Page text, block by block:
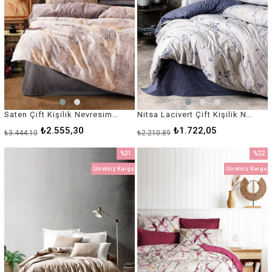
Saten Çift Kişilik Nevresim Takımı Amentes Gri
₺2.555,30
₺3.444,10
Nitsa Lacivert Çift Kişilik Nevresim Takımı - %100 Pamuk Ranforce 30/1 57 Tel
₺1.722,05
₺2.210,89
%31
İndirim
Ücretsiz Kargo
%22
İndirim
Ücretsiz Kargo